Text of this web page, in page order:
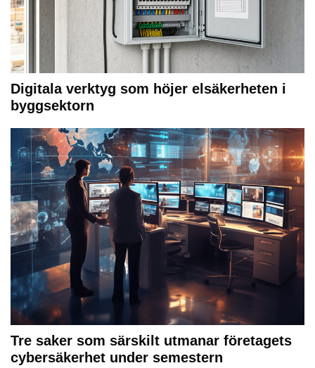
Digitala verktyg som höjer elsäkerheten i
byggsektorn
Tre saker som särskilt utmanar företagets
cybersäkerhet under semestern